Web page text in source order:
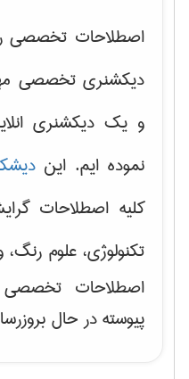
اصطلاحات تخصصی
دیکشنری تخصصی
و یک دیکشنری
نموده ایم. این
کلیه اصطلاحات
تکنولوژی، علوم رنگ،
اصطلاحات
پیوسته در حال